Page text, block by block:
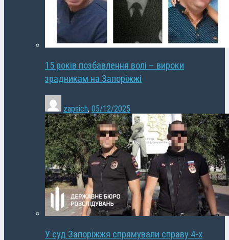
15 років позбавлення волі – вироки
зрадникам на Запоріжжі
zapsich, 05/12/2025
У суд Запоріжжя спрямували справу 4-х